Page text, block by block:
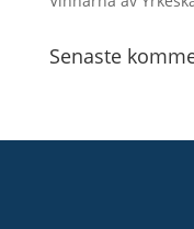
Senaste